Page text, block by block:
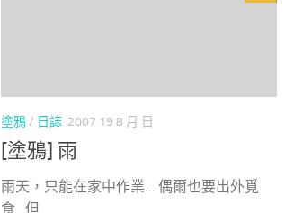
塗鴉/ 日誌 2007 19 8 月 日
[塗鴉] 雨
雨天，只能在家中作業… 偶爾也要出外覓
食…但...